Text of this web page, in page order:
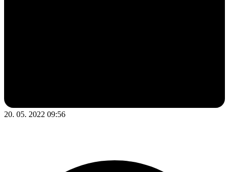
20. 05. 2022 09:56